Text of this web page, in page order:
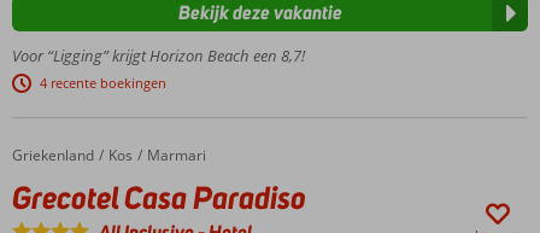
zwembaden
Gerenoveerde
kamers
Voor “Ligging” krijgt Horizon Beach een 8,7!
4 recente boekingen
Bekijk deze vakantie
Home
Griekenland Kos Marmari
Grecotel Casa Paradiso
Grecotel Casa Paradiso